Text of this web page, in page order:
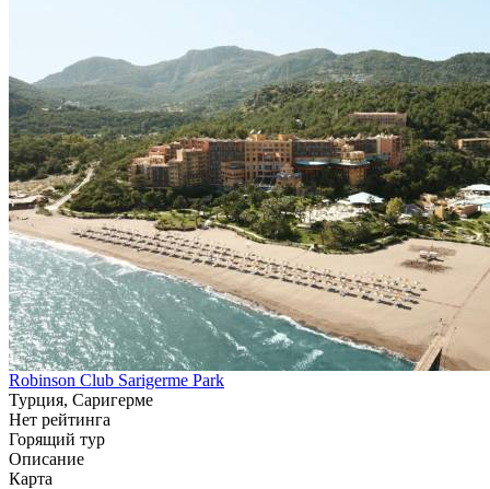
Robinson Club Sarigerme Park
Турция, Саригерме
Нет рейтинга
Горящий тур
Описание
Карта